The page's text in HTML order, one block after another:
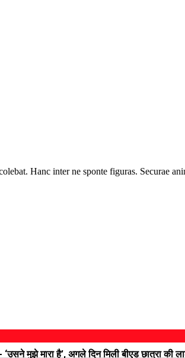
Hanc inter ne sponte figuras. Securae
‘उसने मुझे मारा है’, अगले दिन मिली बीएड छात्रा की